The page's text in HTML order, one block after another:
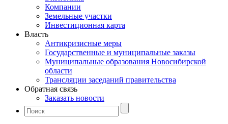
Компании
Земельные участки
Инвестиционная карта
Власть
Антикризисные меры
Государственные и муниципальные заказы
Муниципальные образования Новосибирской
области
Трансляции заседаний правительства
Обратная связь
Заказать новости